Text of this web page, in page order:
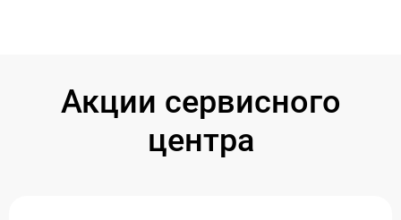
Акции сервисного
центра